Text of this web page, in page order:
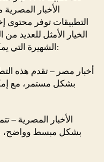
الأخبار
التطبيقات توفر محتوى
الخيار الأمثل للعديد
الشهيرة التي يمكن تحميلها على الهواتف الذكية:
بشكل مستمر، مع
بشكل مبسط وواضح،